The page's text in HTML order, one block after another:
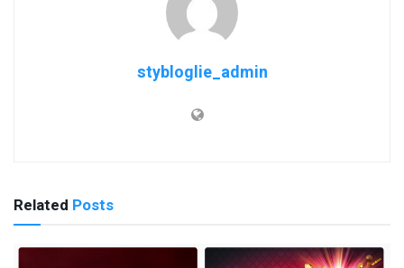
stybloglie_admin
Related Posts